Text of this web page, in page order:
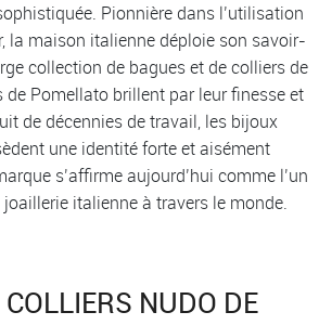
Pionnière dans l’utilisation
la maison italienne déploie son savoir-
collection de bagues et de colliers de
de Pomellato brillent par leur finesse et
de décennies de travail, les bijoux
une identité forte et aisément
s’affirme aujourd’hui comme l’un
italienne à travers le monde.
NUDO DE